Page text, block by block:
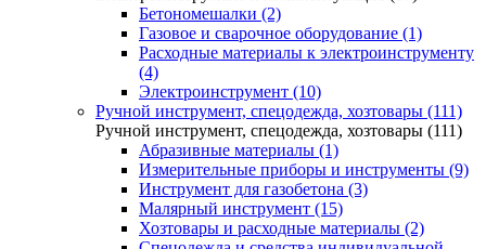
Бетономешалки (2)
Газовое и сварочное оборудование (1)
Расходные материалы к электроинструменту
(4)
Электроинструмент (10)
Ручной инструмент, спецодежда, хозтовары (111)
Ручной инструмент, спецодежда, хозтовары (111)
Абразивные материалы (1)
Измерительные приборы и инструменты (9)
Инструмент для газобетона (3)
Малярный инструмент (15)
Хозтовары и расходные материалы (2)